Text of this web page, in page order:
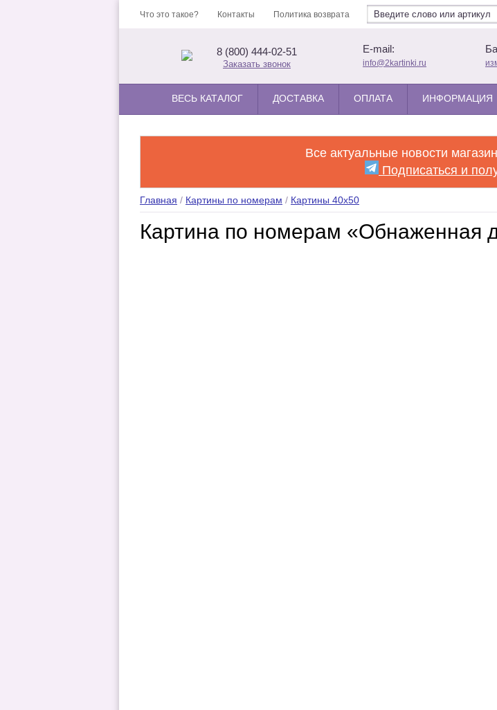
Что это такое? Контакты Политика возврата
8 (800) 444-02-51
Заказать звонок
E-mail:
info@2kartinki.ru
ВЕСЬ КАТАЛОГ ДОСТАВКА ОПЛАТА ИНФОРМАЦИЯ
Все актуальные новости
Подписаться и
Главная / Картины по номерам / Картины 40x50
Картина по номерам «Обнаженная